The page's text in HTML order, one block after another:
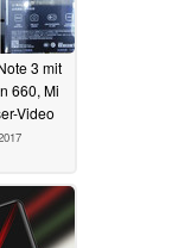
3 mit
660, Mi
Video